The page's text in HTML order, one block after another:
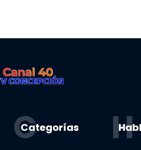
Categorías
C H